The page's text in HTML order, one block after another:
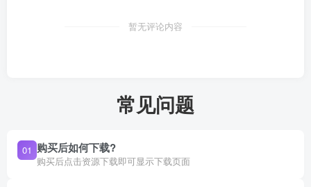
暂无评论内容
常见问题
01 购买后如何下载?
购买后点击资源下载即可显示下载页面